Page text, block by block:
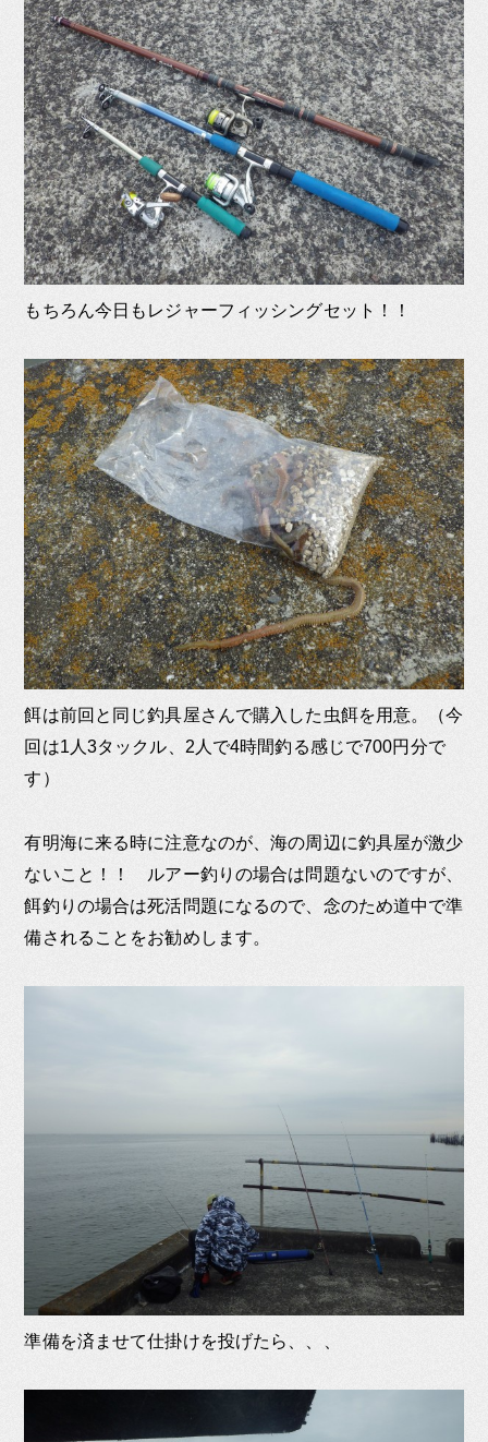
もちろん今日もレジャーフィッシングセット！！
餌は前回と同じ釣具屋さんで購入した虫餌を用意。（今
回は1人3タックル、2人で4時間釣る感じで700円分で
す）
有明海に来る時に注意なのが、海の周辺に釣具屋が激少
ないこと！！ ルアー釣りの場合は問題ないのですが、
餌釣りの場合は死活問題になるので、念のため道中で準
備されることをお勧めします。
準備を済ませて仕掛けを投げたら、、、